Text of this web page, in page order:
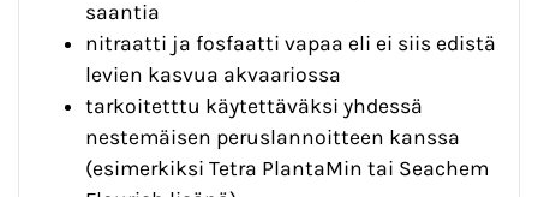
saantia
nitraatti ja fosfaatti vapaa eli ei siis edistä
levien kasvua akvaariossa
tarkoitetttu käytettäväksi yhdessä
nestemäisen peruslannoitteen kanssa
(esimerkiksi Tetra PlantaMin tai Seachem